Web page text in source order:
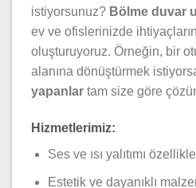
istiyorsunuz? Bölme duvar
ev ve ofislerinizde
oluşturuyoruz. Örneğin, bir
alanına dönüştürmek
yapanlar tam size göre
Hizmetlerimiz:
Ses ve ısı yalıtımı
Estetik ve dayanıklı